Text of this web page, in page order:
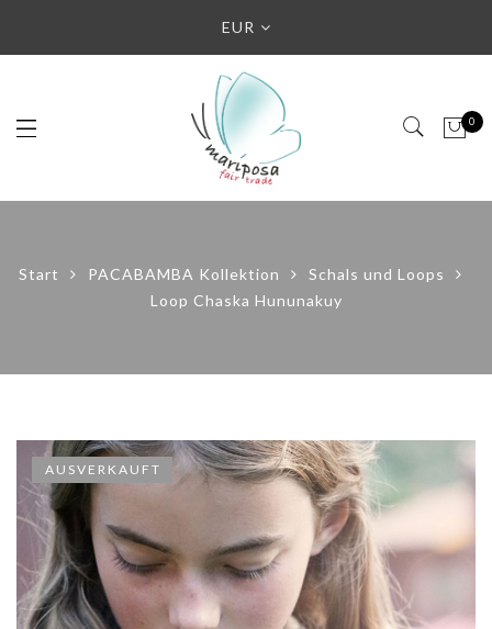
EUR
0
Start PACABAMBA Kollektion
Schals und Loops
Loop Chaska Hununakuy
AUSVERKAUFT